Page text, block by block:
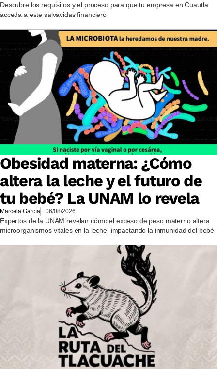
Descubre los requisitos y el proceso para que tu empresa en Cuautla
acceda a este salvavidas financiero
Obesidad materna: ¿Cómo
altera la leche y el futuro de
tu bebé? La UNAM lo revela
Marcela García 06/08/2026
Expertos de la UNAM revelan cómo el exceso de peso materno altera
microorganismos vitales en la leche, impactando la inmunidad del bebé